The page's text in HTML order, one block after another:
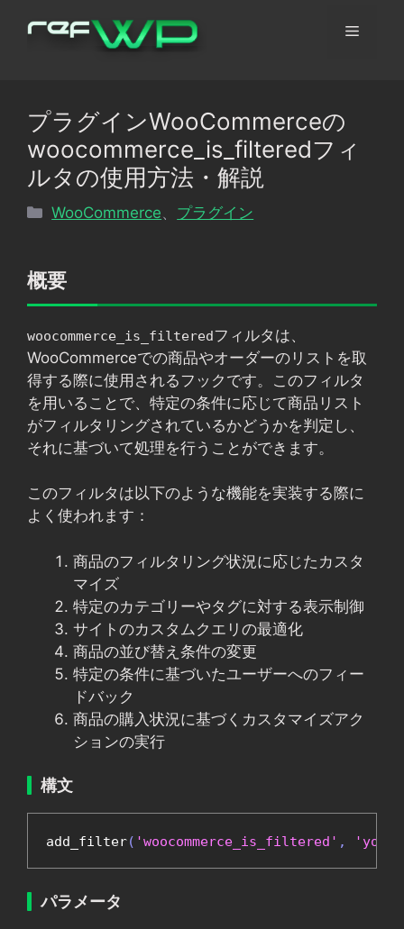
メ
プラグインWooCommerceの
woocommerce_is_filteredフィ
ルタの使用方法・解説
カ
リ
WooCommerce プラグイン
概要
woocommerce_is_filteredフィルタは、
WooCommerceでの商品やオーダーのリストを取
得する際に使用されるフックです。このフィルタ
を用いることで、特定の条件に応じて商品リスト
がフィルタリングされているかどうかを判定し、
それに基づいて処理を行うことができます。
このフィルタは以下のような機能を実装する際に
よく使われます：
商品のフィルタリング状況に応じたカスタ
マイズ
特定のカテゴリーやタグに対する表示制御
サイトのカスタムクエリの最適化
商品の並び替え条件の変更
特定の条件に基づいたユーザーへのフィー
ドバック
商品の購入状況に基づくカスタマイズアク
ションの実行
構文
add_filter( 'woocommerce_is_filtered' ,
パラメータ